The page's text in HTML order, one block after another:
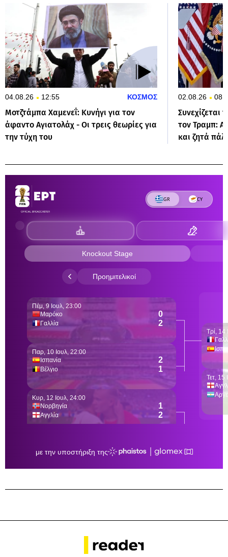
04.08.26 12:55 ΚΟΣΜΟΣ
Μοτζτάμπα Χαμενεΐ: Κυνήγι για τον
άφαντο Αγιατολάχ - Οι τρεις θεωρίες για
την τύχη του
02.08.26
Συνεχίζεται
τον Τραμπ:
και ζητά